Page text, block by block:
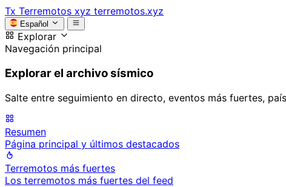
Tx Terremotos xyz terremotos.xyz
Español
Explorar
Navegación principal
Explorar el archivo sísmico
Salte entre seguimiento en directo, eventos más fuertes,
Resumen
Página principal y últimos destacados
Terremotos más fuertes
Los terremotos más fuertes del feed